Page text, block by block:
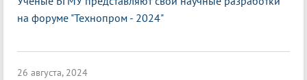
на форуме "Технопром - 2024"
26 августа, 2024